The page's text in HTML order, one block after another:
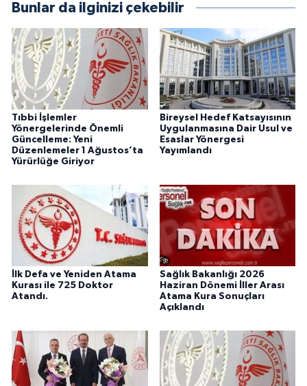
Bunlar da ilginizi çekebilir
Tıbbi İşlemler
Yönergelerinde Önemli
Güncelleme: Yeni
Düzenlemeler 1 Ağustos’ta
Yürürlüğe Giriyor
Bireysel Hedef Katsayısının
Uygulanmasına Dair Usul ve
Esaslar Yönergesi
Yayımlandı
İlk Defa ve Yeniden Atama
Kurası ile 725 Doktor
Atandı.
Sağlık Bakanlığı 2026
Haziran Dönemi İller Arası
Atama Kura Sonuçları
Açıklandı